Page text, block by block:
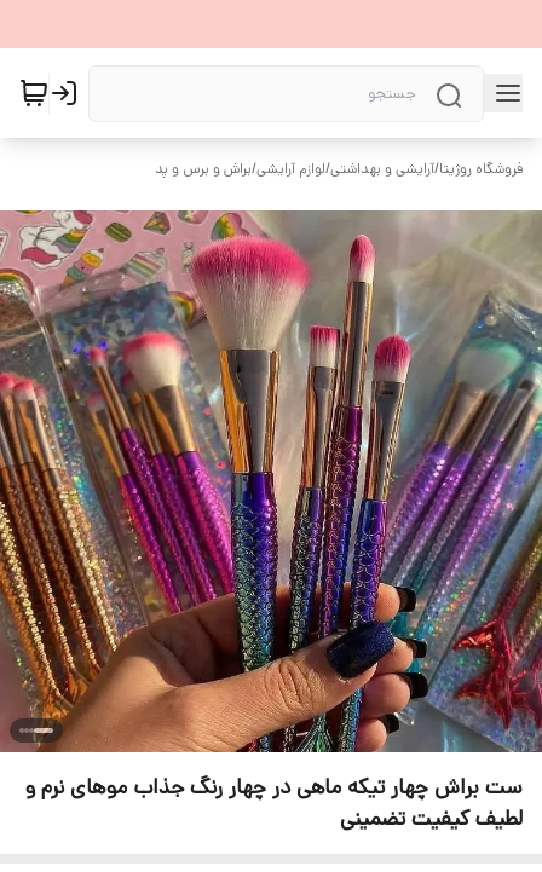
فروشگاه روژیتا/آرایشی و بهداشتی/لوازم آرایشی/براش و برس و پد
ست براش چهار تیکه ماهی در چهار رنگ جذاب موهای نرم و
لطیف کیفیت تضمینی